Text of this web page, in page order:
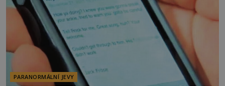
PARANORMÁLNÍ JEVY